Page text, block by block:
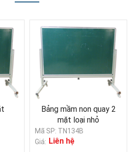
Bảng mầm non quay 2
mặt loại nhỏ
Mã SP: TN134B
Giá: Liên hệ